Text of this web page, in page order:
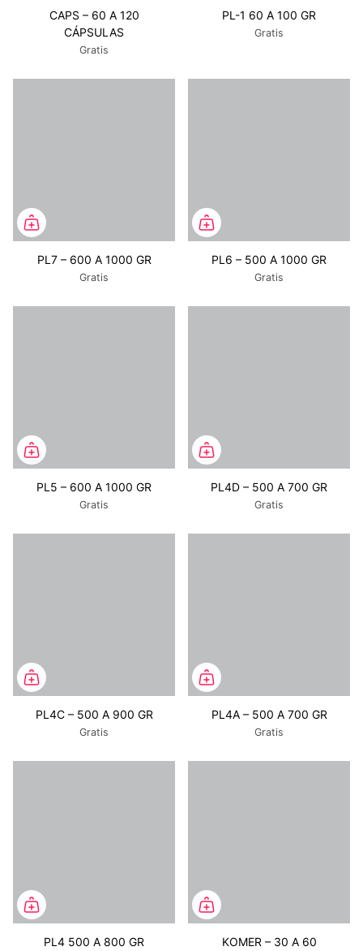
CAPS – 60 A 120
CÁPSULAS
Gratis
PL-1 60 A 100 GR
Gratis
PL7 – 600 A 1000 GR
Gratis
PL6 – 500 A 1000 GR
Gratis
PL5 – 600 A 1000 GR
Gratis
PL4D – 500 A 700 GR
Gratis
PL4C – 500 A 900 GR
Gratis
PL4A – 500 A 700 GR
Gratis
PL4 500 A 800 GR
KOMER – 30 A 60